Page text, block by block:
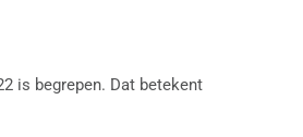
is begrepen. Dat betekent